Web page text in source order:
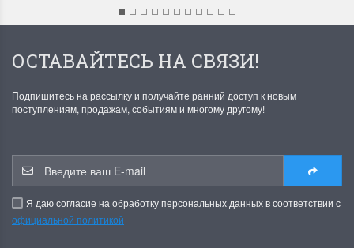
ОСТАВАЙТЕСЬ НА СВЯЗИ!
Подпишитесь на рассылку и получайте ранний доступ к новым
поступлениям, продажам, событиям и многому другому!
Я даю согласие на обработку персональных данных в соответствии с
официальной политикой